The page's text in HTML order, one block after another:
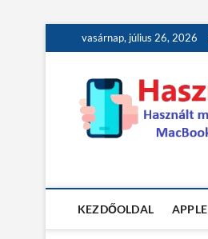
to
vasárnap, július 26, 2026
KEZDŐOLDAL APPLE